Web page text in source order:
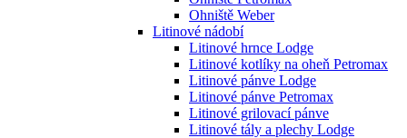
Ohniště Weber
Litinové nádobí
Litinové hrnce Lodge
Litinové kotlíky na oheň Petromax
Litinové pánve Lodge
Litinové pánve Petromax
Litinové grilovací pánve
Litinové tály a plechy Lodge